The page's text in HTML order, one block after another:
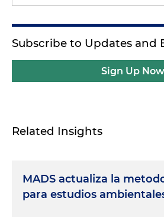
Subscribe to Updates and
Sign Up Now
Related Insights
MADS actualiza la
para estudios